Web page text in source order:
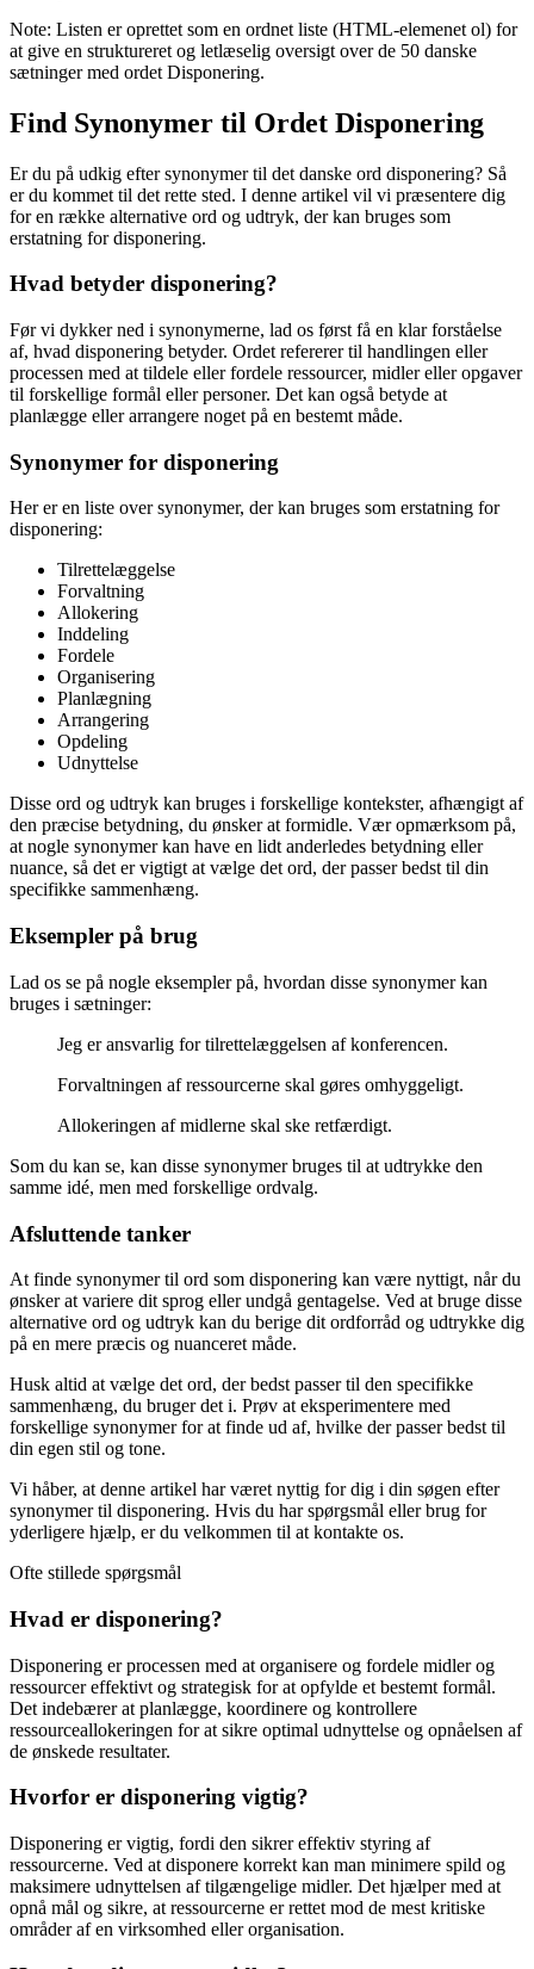
Note: Listen er oprettet som en ordnet liste (HTML-elemenet ol) for
at give en struktureret og letlæselig oversigt over de 50 danske
sætninger med ordet Disponering.
Find Synonymer til Ordet Disponering
Er du på udkig efter synonymer til det danske ord disponering? Så
er du kommet til det rette sted. I denne artikel vil vi præsentere dig
for en række alternative ord og udtryk, der kan bruges som
erstatning for disponering.
Hvad betyder disponering?
Før vi dykker ned i synonymerne, lad os først få en klar forståelse
af, hvad disponering betyder. Ordet refererer til handlingen eller
processen med at tildele eller fordele ressourcer, midler eller opgaver
til forskellige formål eller personer. Det kan også betyde at
planlægge eller arrangere noget på en bestemt måde.
Synonymer for disponering
Her er en liste over synonymer, der kan bruges som erstatning for
disponering:
Tilrettelæggelse
Forvaltning
Allokering
Inddeling
Fordele
Organisering
Planlægning
Arrangering
Opdeling
Udnyttelse
Disse ord og udtryk kan bruges i forskellige kontekster, afhængigt af
den præcise betydning, du ønsker at formidle. Vær opmærksom på,
at nogle synonymer kan have en lidt anderledes betydning eller
nuance, så det er vigtigt at vælge det ord, der passer bedst til din
specifikke sammenhæng.
Eksempler på brug
Lad os se på nogle eksempler på, hvordan disse synonymer kan
bruges i sætninger:
Jeg er ansvarlig for tilrettelæggelsen af konferencen.
Forvaltningen af ressourcerne skal gøres omhyggeligt.
Allokeringen af midlerne skal ske retfærdigt.
Som du kan se, kan disse synonymer bruges til at udtrykke den
samme idé, men med forskellige ordvalg.
Afsluttende tanker
At finde synonymer til ord som disponering kan være nyttigt, når du
ønsker at variere dit sprog eller undgå gentagelse. Ved at bruge disse
alternative ord og udtryk kan du berige dit ordforråd og udtrykke dig
på en mere præcis og nuanceret måde.
Husk altid at vælge det ord, der bedst passer til den specifikke
sammenhæng, du bruger det i. Prøv at eksperimentere med
forskellige synonymer for at finde ud af, hvilke der passer bedst til
din egen stil og tone.
Vi håber, at denne artikel har været nyttig for dig i din søgen efter
synonymer til disponering. Hvis du har spørgsmål eller brug for
yderligere hjælp, er du velkommen til at kontakte os.
Ofte stillede spørgsmål
Hvad er disponering?
Disponering er processen med at organisere og fordele midler og
ressourcer effektivt og strategisk for at opfylde et bestemt formål.
Det indebærer at planlægge, koordinere og kontrollere
ressourceallokeringen for at sikre optimal udnyttelse og opnåelsen af
​​de ønskede resultater.
Hvorfor er disponering vigtig?
Disponering er vigtig, fordi den sikrer effektiv styring af
ressourcerne. Ved at disponere korrekt kan man minimere spild og
maksimere udnyttelsen af tilgængelige midler. Det hjælper med at
opnå mål og sikre, at ressourcerne er rettet mod de mest kritiske
områder af en virksomhed eller organisation.